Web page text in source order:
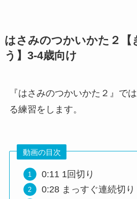
はさみのつかいかた２【
う】3-4歳向け
『はさみのつかいかた２』で
る練習をします。
動画の目次
0:11​ 1回切り
0:28​ まっすぐ連続切り